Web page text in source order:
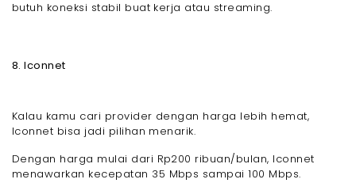
butuh koneksi stabil buat kerja atau streaming.
8. Iconnet
Kalau kamu cari provider dengan harga lebih hemat,
Iconnet bisa jadi pilihan menarik.
Dengan harga mulai dari Rp200 ribuan/bulan, Iconnet
menawarkan kecepatan 35 Mbps sampai 100 Mbps.